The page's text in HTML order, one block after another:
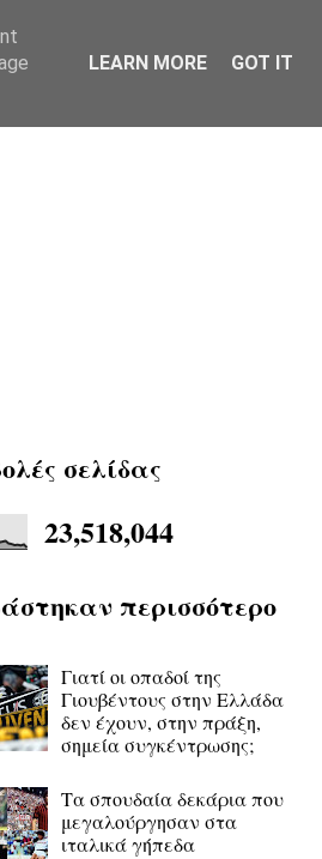
σελίδας
23,518,044
περισσότερο
Γιατί οι οπαδοί της
Γιουβέντους στην Ελλάδα
δεν έχουν, στην πράξη,
σημεία συγκέντρωσης;
Τα σπουδαία δεκάρια που
μεγαλούργησαν στα
ιταλικά γήπεδα
LEARN MORE GOT IT